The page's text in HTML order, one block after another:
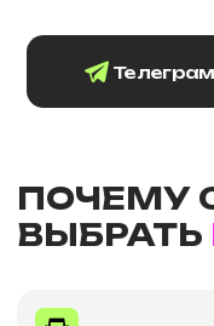
Телеграм
ПОЧЕМУ
ВЫБРАТЬ